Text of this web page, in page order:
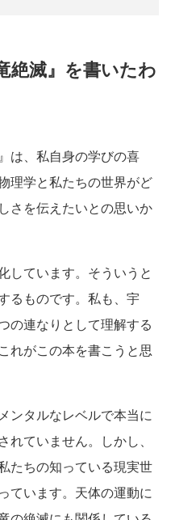
絶滅』を書いたわ
は、私自身の学びの喜
理学と私たちの世界がど
さを伝えたいとの思いか
しています。そういうと
るものです。私も、宇
の連なりとして理解する
れがこの本を書こうと思
ンタルなレベルで本当に
ていません。しかし、
たちの知っている現実世
ています。天体の運動に